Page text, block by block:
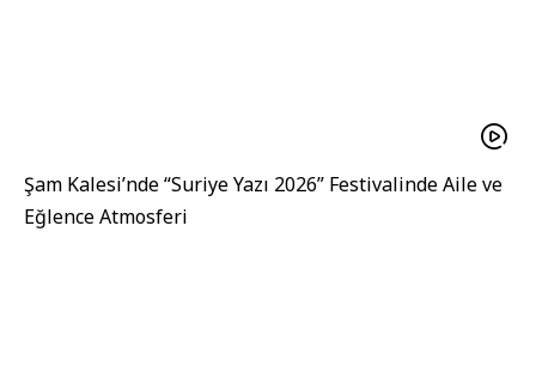
Şam Kalesi’nde “Suriye Yazı 2026” Festivalinde Aile ve
Eğlence Atmosferi